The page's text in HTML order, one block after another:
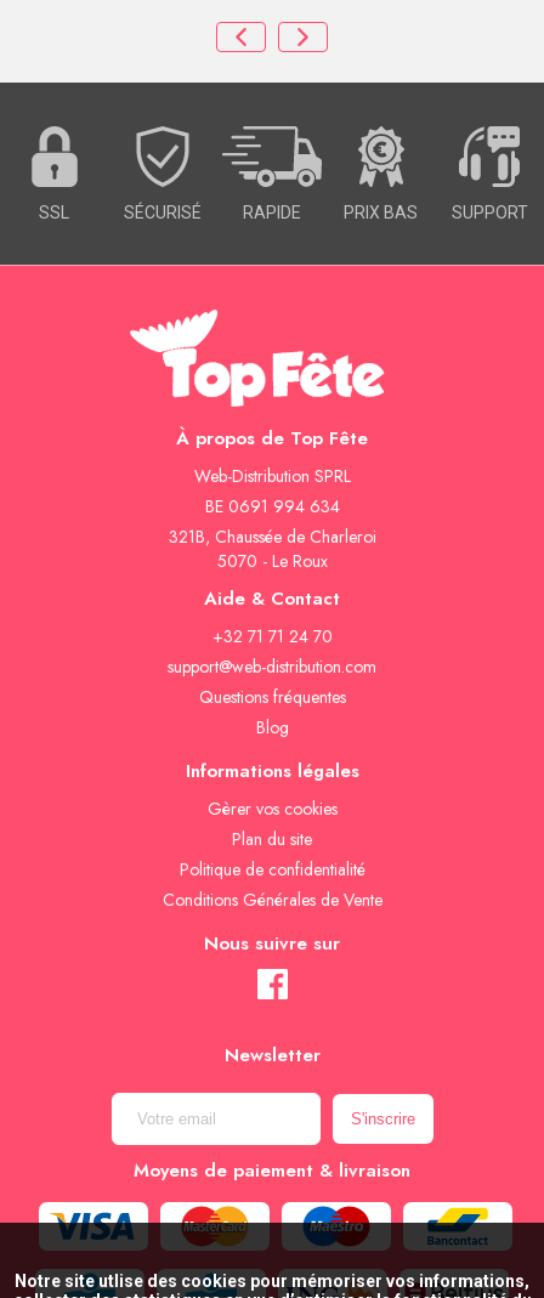
SSL SÉCURISÉ RAPIDE PRIX BAS SUPPORT
À propos de Top Fête
Web-Distribution SPRL
BE 0691 994 634
321B, Chaussée de Charleroi
5070 - Le Roux
Aide & Contact
+32 71 71 24 70
support@web-distribution.com
Questions fréquentes
Blog
Informations légales
Gèrer vos cookies
Plan du site
Politique de confidentialité
Conditions Générales de Vente
Nous suivre sur
Newsletter
Moyens de paiement & livraison
Notre site utlise des cookies pour mémoriser vos informations,